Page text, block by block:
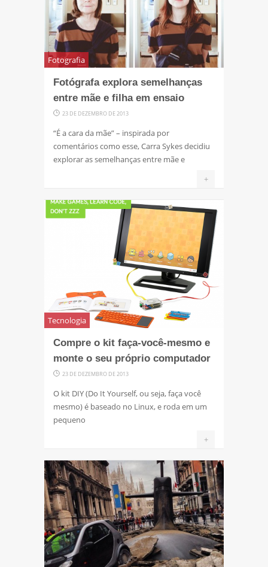
Fotografia
Fotógrafa explora semelhanças
entre mãe e filha em ensaio
23 DE DEZEMBRO DE 2013
“É a cara da mãe” – inspirada por
comentários como esse, Carra Sykes decidiu
explorar as semelhanças entre mãe e
+
Tecnologia
Compre o kit faça-você-mesmo e
monte o seu próprio computador
23 DE DEZEMBRO DE 2013
O kit DIY (Do It Yourself, ou seja, faça você
mesmo) é baseado no Linux, e roda em um
pequeno
+